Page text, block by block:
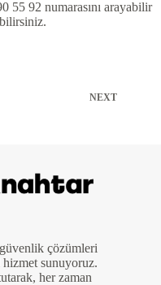
55 92 numarasını arayabilir
NEXT
çözümleri
sunuyoruz.
her zaman